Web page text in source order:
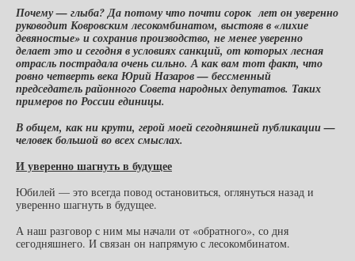
Почему — глыба? Да потому что почти сорок лет он уверенно
руководит Ковровским лесокомбинатом, выстояв в «лихие
девяностые» и сохранив производство, не менее уверенно
делает это и сегодня в условиях санкций, от которых лесная
отрасль пострадала очень сильно. А как вам тот факт, что
ровно четверть века Юрий Назаров — бессменный
председатель районного Совета народных депутатов. Таких
примеров по России единицы.
В общем, как ни крути, герой моей сегодняшней публикации —
человек большой во всех смыслах.
И уверенно шагнуть в будущее
Юбилей — это всегда повод остановиться, оглянуться назад и
уверенно шагнуть в будущее.
А наш разговор с ним мы начали от «обратного», со дня
сегодняшнего. И связан он напрямую с лесокомбинатом.